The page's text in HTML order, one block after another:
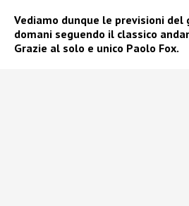
Vediamo dunque le previsioni del
domani seguendo il classico
Grazie al solo e unico Paolo Fox.